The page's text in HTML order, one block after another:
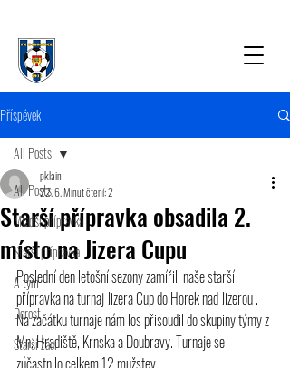
Příspěvek
All Posts
Mladší přípravka
Starší přípravka
A tým
Dorost
Starší žáci
All Posts
Starší přípravka obsadila 2.
místo na Jizera Cupu
pklain
22. 6.Minut čtení: 2
Poslední den letošní sezony zamířili naše starší
přípravka na turnaj Jizera Cup do Horek nad Jizerou .
Na začátku turnaje nám los přisoudil do skupiny týmy z
Mn. Hradiště, Krnska a Doubravy. Turnaje se
zúčastnilo celkem 12 mužstev.